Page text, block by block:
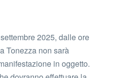
2025, dalle ore
Tonezza non sarà
in oggetto.